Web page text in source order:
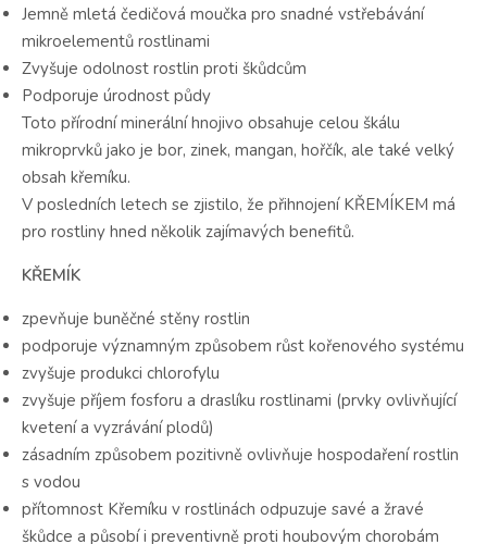
Jemně mletá čedičová moučka pro snadné vstřebávání
mikroelementů rostlinami
Zvyšuje odolnost rostlin proti škůdcům
Podporuje úrodnost půdy
Toto přírodní minerální hnojivo obsahuje celou škálu
mikroprvků jako je bor, zinek, mangan, hořčík, ale také velký
obsah křemíku.
V posledních letech se zjistilo, že přihnojení KŘEMÍKEM má
pro rostliny hned několik zajímavých benefitů.
KŘEMÍK
zpevňuje buněčné stěny rostlin
podporuje významným způsobem růst kořenového systému
zvyšuje produkci chlorofylu
zvyšuje příjem fosforu a draslíku rostlinami (prvky ovlivňující
kvetení a vyzrávání plodů)
zásadním způsobem pozitivně ovlivňuje hospodaření rostlin
s vodou
přítomnost Křemíku v rostlinách odpuzuje savé a žravé
škůdce a působí i preventivně proti houbovým chorobám